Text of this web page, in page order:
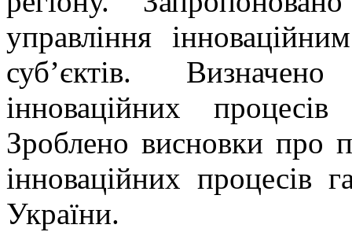
управління
суб’єктів.
інноваційних
Зроблено висновки про
інноваційних процесів
України.